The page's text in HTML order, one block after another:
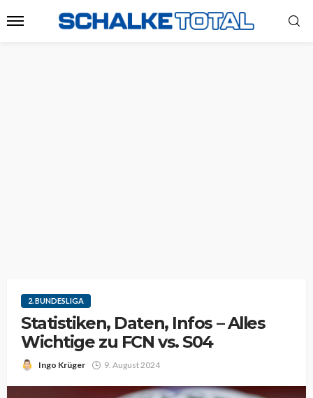
2. BUNDESLIGA
Statistiken, Daten, Infos – Alles
Wichtige zu FCN vs. S04
Ingo Krüger 9. August 2024